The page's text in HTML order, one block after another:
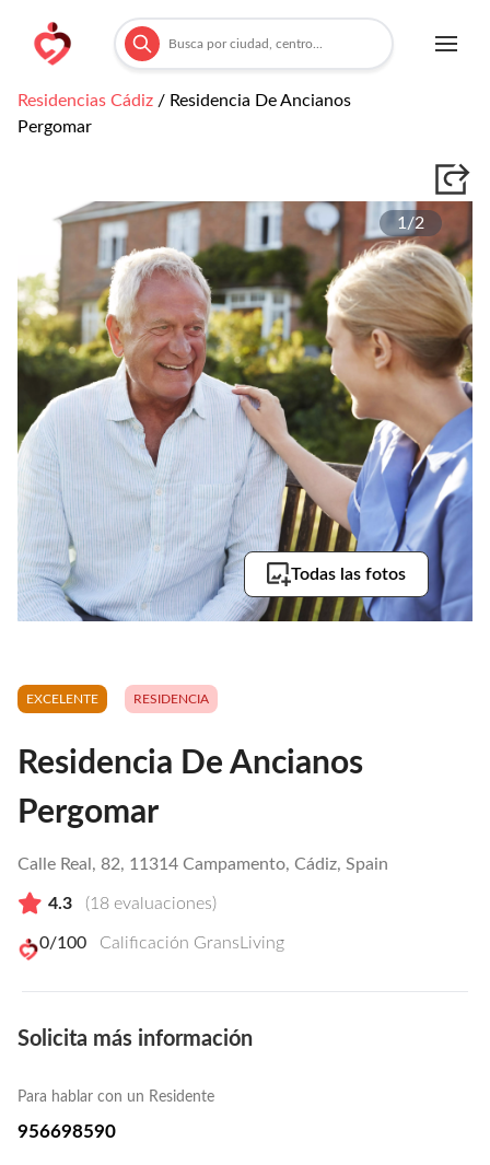
Residencias Cádiz / Residencia De Ancianos
Pergomar
1/2
Todas las fotos
EXCELENTE RESIDENCIA
Residencia De Ancianos
Pergomar
Calle Real, 82, 11314 Campamento, Cádiz, Spain
4.3 (18 evaluaciones)
0/100 Calificación GransLiving
Solicita más información
Para hablar con un Residente
956698590